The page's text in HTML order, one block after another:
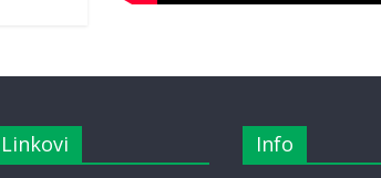
Linkovi Info